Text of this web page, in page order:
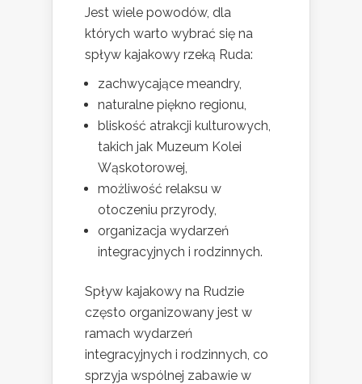
Jest wiele powodów, dla
których warto wybrać się na
spływ kajakowy rzeką Ruda:
zachwycające meandry,
naturalne piękno regionu,
bliskość atrakcji kulturowych,
takich jak Muzeum Kolei
Wąskotorowej,
możliwość relaksu w
otoczeniu przyrody,
organizacja wydarzeń
integracyjnych i rodzinnych.
Spływ kajakowy na Rudzie
często organizowany jest w
ramach wydarzeń
integracyjnych i rodzinnych, co
sprzyja wspólnej zabawie w